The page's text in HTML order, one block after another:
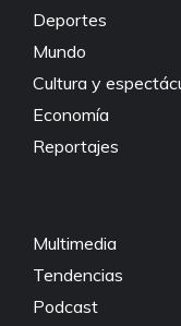
Deportes
Mundo
Cultura y
Economía
Reportajes
Multimedia
Tendencias
Podcast